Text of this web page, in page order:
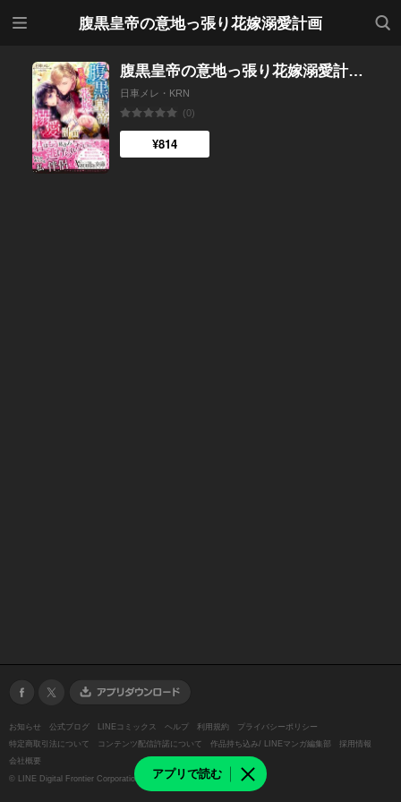
腹黒皇帝の意地っ張り花嫁溺愛計画
検索
アプリで読む
腹黒皇帝の意地っ張り花嫁溺愛計画
日車メレ・KRN
(0)
¥814
お知らせ 公式ブログ LINEコミックス ヘルプ 利用規約
プライバシーポリシー
特定商取引法について
コンテンツ配信許諾について 作品持ち込み/ LINEマンガ編集部
採用情報
会社概要
© LINE Digital Frontier Corporation